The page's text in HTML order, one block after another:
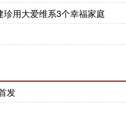
珍用大爱维系3个幸福家庭
发